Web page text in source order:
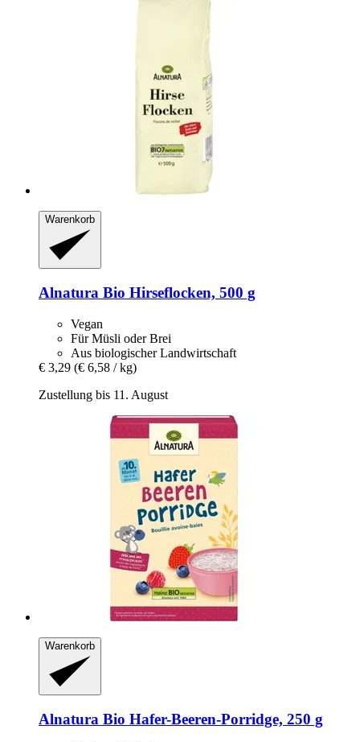
Warenkorb
Alnatura Bio Hirseflocken, 500 g
Vegan
Für Müsli oder Brei
Aus biologischer Landwirtschaft
€ 3,29 (€ 6,58 / kg)
Zustellung bis 11. August
Warenkorb
Alnatura Bio Hafer-​Beeren-​Porridge, 250 g